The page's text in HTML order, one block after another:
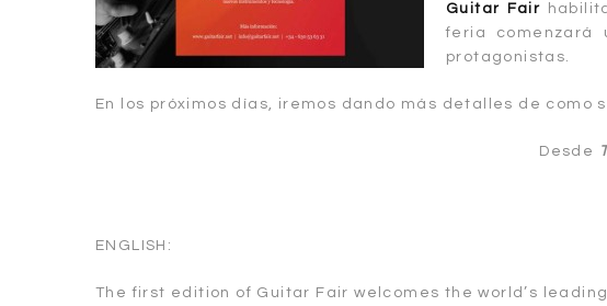
Guitar Fair
feria comenzará
protagonistas.
En los próximos días, iremos dando más detalles de
Desde
ENGLISH:
The first edition of Guitar Fair welcomes the world’s